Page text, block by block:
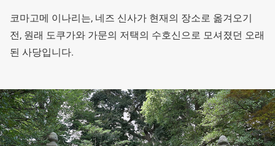
코마고메 이나리는, 네즈 신사가 현재의 장소로 옮겨오기
전, 원래 도쿠가와 가문의 저택의 수호신으로 모셔졌던 오래
된 사당입니다.